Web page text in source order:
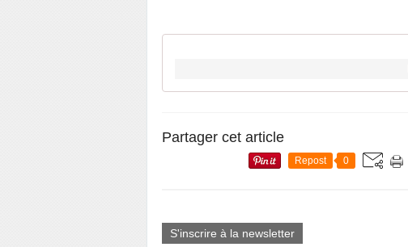
Partager cet article
Repost 0
S'inscrire à la newsletter